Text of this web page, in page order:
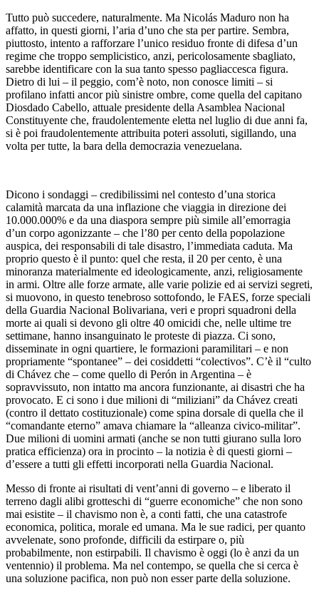
Tutto può succedere, naturalmente. Ma Nicolás Maduro non ha
affatto, in questi giorni, l’aria d’uno che sta per partire. Sembra,
piuttosto, intento a rafforzare l’unico residuo fronte di difesa d’un
regime che troppo semplicistico, anzi, pericolosamente sbagliato,
sarebbe identificare con la sua tanto spesso pagliaccesca figura.
Dietro di lui – il peggio, com’è noto, non conosce limiti – si
profilano infatti ancor più sinistre ombre, come quella del capitano
Diosdado Cabello, attuale presidente della Asamblea Nacional
Constituyente che, fraudolentemente eletta nel luglio di due anni fa,
si è poi fraudolentemente attribuita poteri assoluti, sigillando, una
volta per tutte, la bara della democrazia venezuelana.
Dicono i sondaggi – credibilissimi nel contesto d’una storica
calamità marcata da una inflazione che viaggia in direzione dei
10.000.000% e da una diaspora sempre più simile all’emorragia
d’un corpo agonizzante – che l’80 per cento della popolazione
auspica, dei responsabili di tale disastro, l’immediata caduta. Ma
proprio questo è il punto: quel che resta, il 20 per cento, è una
minoranza materialmente ed ideologicamente, anzi, religiosamente
in armi. Oltre alle forze armate, alle varie polizie ed ai servizi segreti,
si muovono, in questo tenebroso sottofondo, le FAES, forze speciali
della Guardia Nacional Bolivariana, veri e propri squadroni della
morte ai quali si devono gli oltre 40 omicidi che, nelle ultime tre
settimane, hanno insanguinato le proteste di piazza. Ci sono,
disseminate in ogni quartiere, le formazioni paramilitari – e non
propriamente “spontanee” – dei cosiddetti “colectivos”. C’è il “culto
di Chávez che – come quello di Perón in Argentina – è
sopravvissuto, non intatto ma ancora funzionante, ai disastri che ha
provocato. E ci sono i due milioni di “miliziani” da Chávez creati
(contro il dettato costituzionale) come spina dorsale di quella che il
“comandante eterno” amava chiamare la “alleanza civico-militar”.
Due milioni di uomini armati (anche se non tutti giurano sulla loro
pratica efficienza) ora in procinto – la notizia è di questi giorni –
d’essere a tutti gli effetti incorporati nella Guardia Nacional.
Messo di fronte ai risultati di vent’anni di governo – e liberato il
terreno dagli alibi grotteschi di “guerre economiche” che non sono
mai esistite – il chavismo non è, a conti fatti, che una catastrofe
economica, politica, morale ed umana. Ma le sue radici, per quanto
avvelenate, sono profonde, difficili da estirpare o, più
probabilmente, non estirpabili. Il chavismo è oggi (lo è anzi da un
ventennio) il problema. Ma nel contempo, se quella che si cerca è
una soluzione pacifica, non può non esser parte della soluzione.